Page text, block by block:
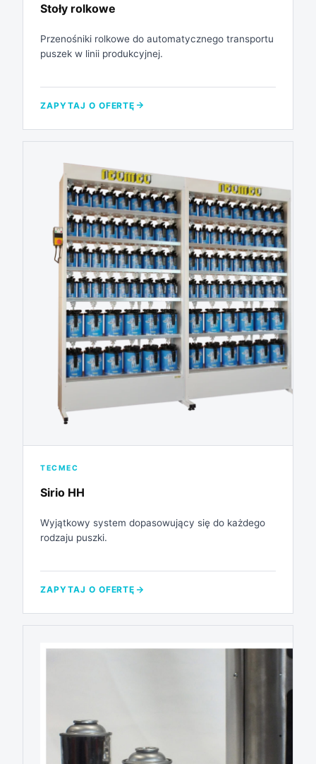
Stoły rolkowe
Przenośniki rolkowe do automatycznego transportu
puszek w linii produkcyjnej.
ZAPYTAJ O OFERTĘ
TECMEC
Sirio HH
Wyjątkowy system dopasowujący się do każdego
rodzaju puszki.
ZAPYTAJ O OFERTĘ